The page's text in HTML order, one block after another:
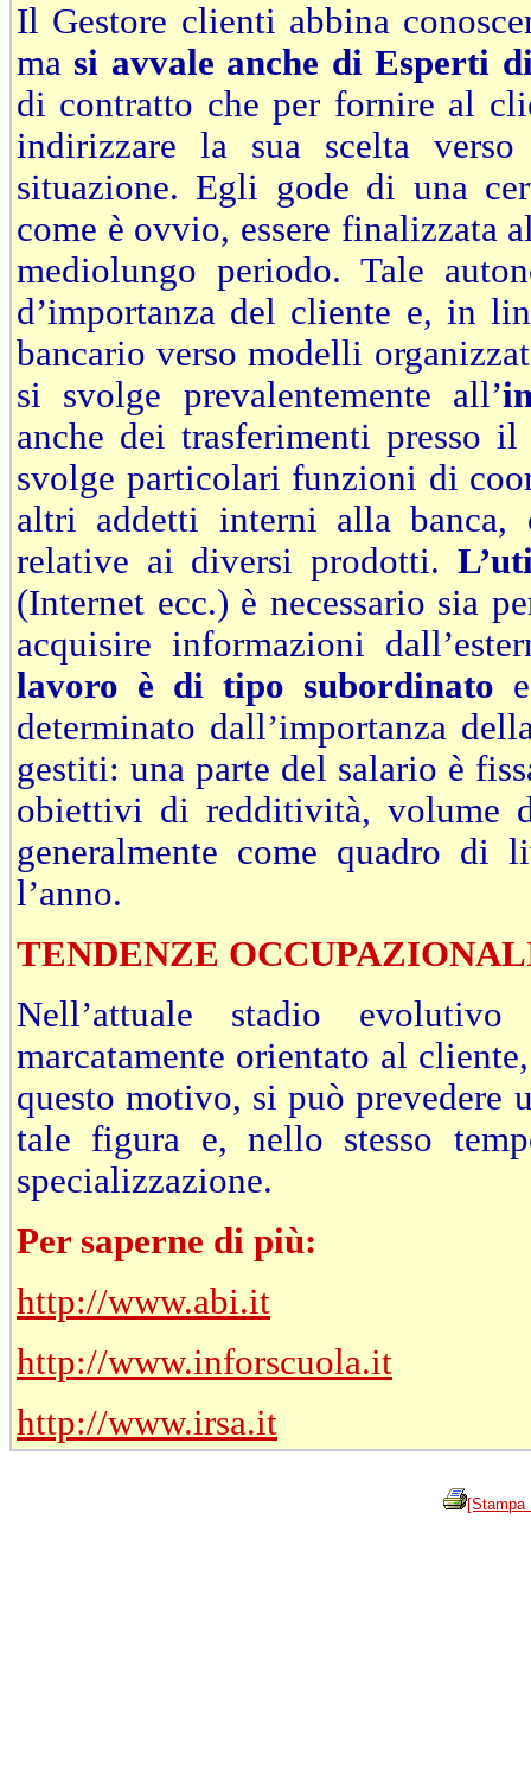
Il Gestore clienti abbina
ma si avvale anche di Esperti
di contratto che per fornire al
indirizzare la sua scelta
situazione. Egli gode di una
come è ovvio, essere finalizzata
mediolungo periodo. Tale
d’importanza del cliente e, in
bancario verso modelli
si svolge prevalentemente all’
anche dei trasferimenti presso
svolge particolari funzioni di
altri addetti interni alla banca,
relative ai diversi prodotti.
(Internet ecc.) è necessario sia
acquisire informazioni
lavoro è di tipo subordinato
determinato dall’importanza
gestiti: una parte del salario è
obiettivi di redditività, volume
generalmente come quadro
l’anno.
TENDENZE
Nell’attuale stadio
marcatamente orientato al
questo motivo, si può prevedere
tale figura e, nello stesso
specializzazione.
Per saperne di più:
http://www.abi.it
http://www.inforscuola.it
http://www.irsa.it
[Stampa